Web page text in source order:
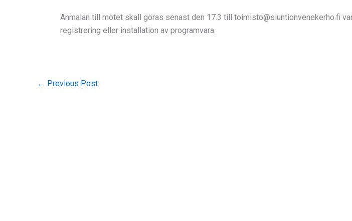
Anmälan till mötet skall göras senast den 17.3 till toimisto@siuntionvenekerho.fi
registrering eller installation av programvara.
← Previous Post